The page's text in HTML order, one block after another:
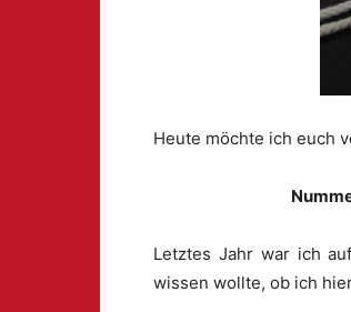
Heute möchte ich euch
Letztes Jahr war ich
wissen wollte, ob ich